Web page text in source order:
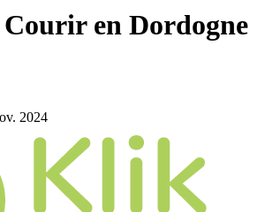
en Dordogne
2024